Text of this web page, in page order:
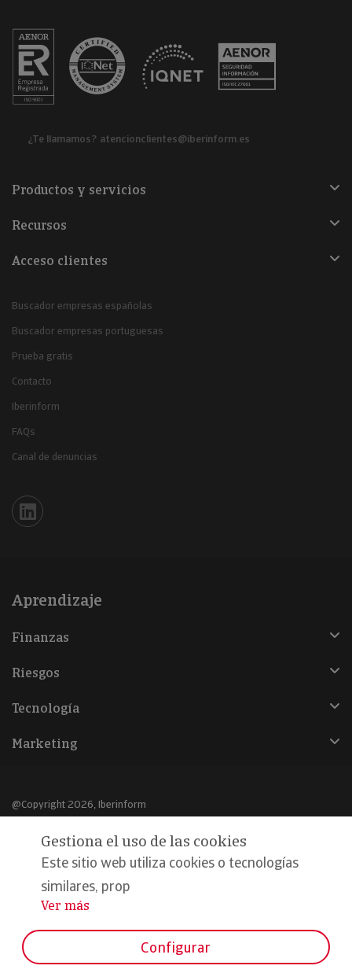
¿Te llamamos? atencionclientes@iberinform.es
Productos y servicios
Recursos
Acceso clientes
Buscador empresas españolas
Buscador empresas portuguesas
Prueba gratis
Contacto
Iberinform
FAQs
Canal de denuncias
Iberinform en Linkedin
Aprendizaje
Finanzas
Riesgos
Tecnología
Marketing
@Copyright 2026, Iberinform
Aviso legal
Política de cookies
Declaración de privacidad
Formamos parte de:
Gestiona el uso de las cookies
Este sitio web utiliza cookies o tecnologías
similares, prop
...
Ver más
Configurar